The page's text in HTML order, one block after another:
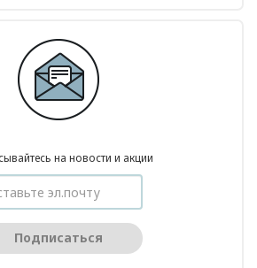
на новости и акции
Подписаться